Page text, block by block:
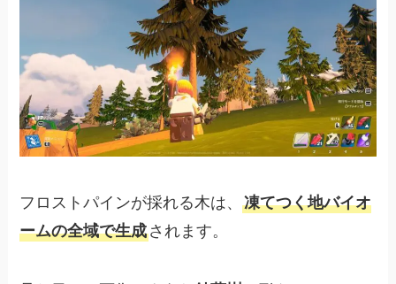
フロストパインが採れる木は、凍てつく地バイオ
ームの全域で生成されます。